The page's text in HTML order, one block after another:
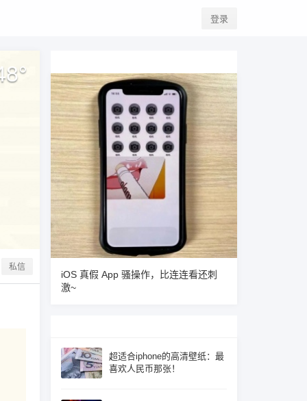
登录
°
私信
iOS 真假 App 骚操作，比连连看还刺
激~
超适合iphone的高清壁纸：最
喜欢人民币那张！